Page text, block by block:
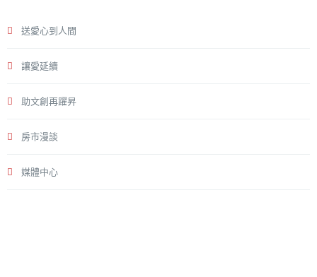
送愛心到人間
讓愛延續
助文創再躍昇
房市漫談
媒體中心